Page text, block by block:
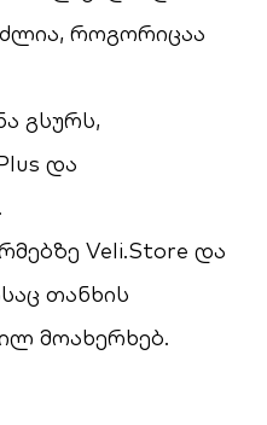
როგორიცაა
გსურს,
და
Veli.Store და
თანხის
მოახერხებ.